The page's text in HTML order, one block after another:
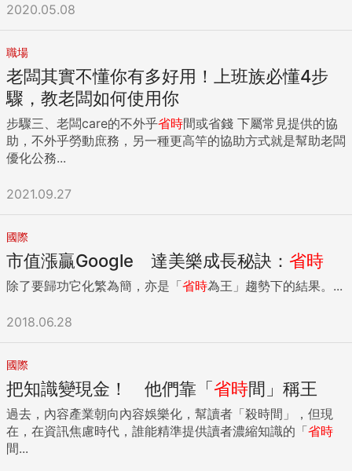
人稠，對於交通運輸很早啟動智慧交通的通盤規劃，2014年
起，新加坡政府在裕廊湖區（Jurong Lake Dist.）推動15項智
慧城市試驗計劃，在園區內設置1000多個感測器，收集各種大
數據，並建置無人計程車試驗。另外2010年，新加坡政府發布
OneMap，該地圖提供及時準確的定位服務，可供使用者搜尋
感興趣的地點，規劃路線行程。另一款新加坡陸路交通管理局
推出的MyTransport Singapore App更是讓民眾相當有感。
MyTransport Singapore App整合公車、地鐵、計程車、停車
場與自行車等資訊，可搜尋新加坡的巴士路線、捷運路線，規
劃個人路線，並可呼叫計程車，方便使用者規劃通勤或旅遊路
線。 許多人常抱怨等公車遲遲不來，MyTransport.SG App，
經過改良升級後，可顯示涵蓋新加坡360條巴士路線系統，準
確提供巴士到站時間，實際到站時間與預測時間誤差在3分鐘
以內。MyTransport Singapore App還能清晰顯示巴士上的乘
客流量，以顏色區分巴士擁擠程度。綠色表示還有座位，黃色
代表還有站立空間，紅色則顯示巴士擁擠，另會顯示巴士是否
提供輪椅升降輔助，相當貼心。 案例二：韓國首爾TOPIS智慧
津，主要原因在於地鐵與公車票證採用不同系統，公車車輛老
舊沒有汰換，公車路線重疊規劃不夠完善，服務品質低落，民
眾候車時間過長，巴士到站不準時，公車司機服務態度惡劣等
等，導致民眾搭乘意願低落。為改善首爾市交通，首爾啟用
TOPIS智慧交通管理系統（Transport OPeration Information
Service），首先將公車與捷運票證整合，推出T-Money智慧
卡票證系統，民眾持一卡就可搭乘所有首爾大眾運輸，智慧卡
的搭乘資料也成為規劃票價與路線營運的參考數據。另外首爾
2020.05.08
職場
老闆其實不懂你有多好用！上班族必懂4步
驟，教老闆如何使用你
步驟三、老闆care的不外乎省時間或省錢 下屬常見提供的協
助，不外乎勞動庶務，另一種更高竿的協助方式就是幫助老闆
優化公務...
2021.09.27
國際
市值漲贏Google 達美樂成長秘訣： 省時
除了要歸功它化繁為簡，亦是「省時為王」趨勢下的結果。...
2018.06.28
國際
把知識變現金！ 他們靠「省時間」稱王
過去，內容產業朝向內容娛樂化，幫讀者「殺時間」，但現
在，在資訊焦慮時代，誰能精準提供讀者濃縮知識的「省時
間...